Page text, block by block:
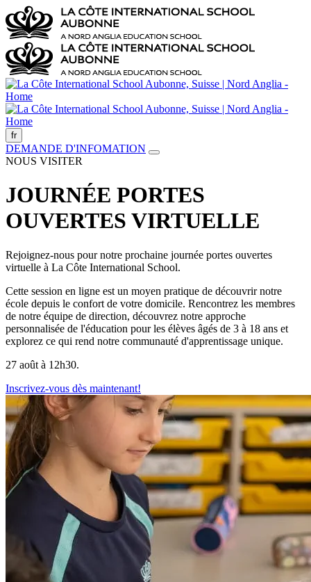
fr
DEMANDE D'INFOMATION
NOUS VISITER
JOURNÉE PORTES
OUVERTES VIRTUELLE
Rejoignez-nous pour notre prochaine journée portes ouvertes
virtuelle à La Côte International School.
Cette session en ligne est un moyen pratique de découvrir notre
école depuis le confort de votre domicile. Rencontrez les membres
de notre équipe de direction, découvrez notre approche
personnalisée de l'éducation pour les élèves âgés de 3 à 18 ans et
explorez ce qui rend notre communauté d'apprentissage unique.
27 août à 12h30.
Inscrivez-vous dès maintenant!